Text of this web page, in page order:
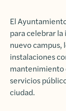
El
para celebrar
nuevo campus,
instalaciones
mantenimiento
servicios
ciudad.